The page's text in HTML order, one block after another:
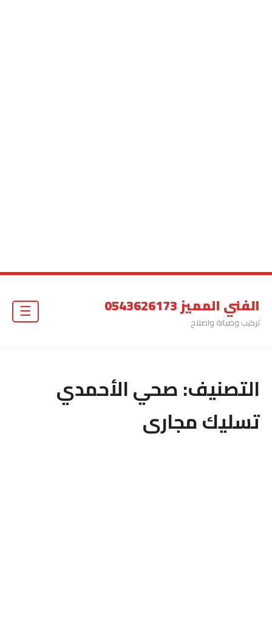
الفني المميز 0543626173
تركيب وصيانة واصلاح
التصنيف:صحي الأحمدي
تسليك مجارى